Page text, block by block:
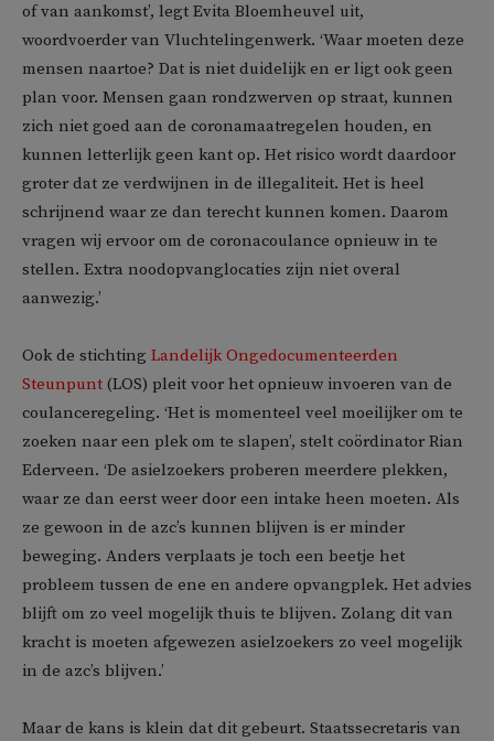
of van aankomst’, legt Evita Bloemheuvel uit,
woordvoerder van Vluchtelingenwerk. ‘Waar moeten deze
mensen naartoe? Dat is niet duidelijk en er ligt ook geen
plan voor. Mensen gaan rondzwerven op straat, kunnen
zich niet goed aan de coronamaatregelen houden, en
kunnen letterlijk geen kant op. Het risico wordt daardoor
groter dat ze verdwijnen in de illegaliteit. Het is heel
schrijnend waar ze dan terecht kunnen komen. Daarom
vragen wij ervoor om de coronacoulance opnieuw in te
stellen. Extra noodopvanglocaties zijn niet overal
aanwezig.’
Ook de stichting Landelijk Ongedocumenteerden
Steunpunt (LOS) pleit voor het opnieuw invoeren van de
coulanceregeling. ‘Het is momenteel veel moeilijker om te
zoeken naar een plek om te slapen’, stelt coördinator Rian
Ederveen. ‘De asielzoekers proberen meerdere plekken,
waar ze dan eerst weer door een intake heen moeten. Als
ze gewoon in de azc’s kunnen blijven is er minder
beweging. Anders verplaats je toch een beetje het
probleem tussen de ene en andere opvangplek. Het advies
blijft om zo veel mogelijk thuis te blijven. Zolang dit van
kracht is moeten afgewezen asielzoekers zo veel mogelijk
in de azc’s blijven.’
Maar de kans is klein dat dit gebeurt. Staatssecretaris van